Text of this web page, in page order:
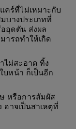
คร์ที่ไม่เหมาะกับ
บางประเภทที่
อุดตัน ส่งผล
ารถทำให้เกิด
ไม่สะอาด ทิ้ง
บหน้า ก็เป็นอีก
หรือการสัมผัส
าจเป็นสาเหตุที่